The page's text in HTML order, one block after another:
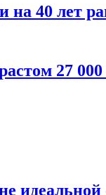
40 лет
27 000
идеальной